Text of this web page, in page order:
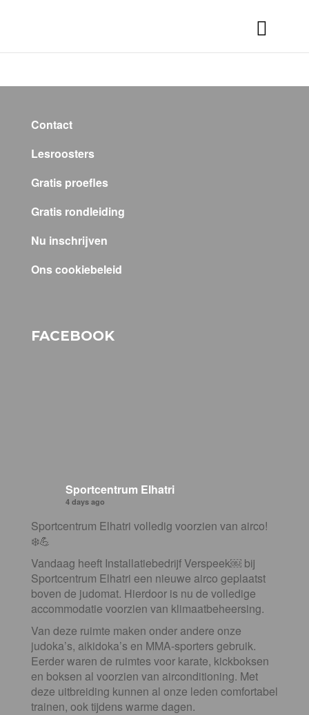
Contact
Lesroosters
Gratis proefles
Gratis rondleiding
Nu inschrijven
Ons cookiebeleid
FACEBOOK
Sportcentrum Elhatri
4 days ago
Sportcentrum Elhatri volledig voorzien van airco!
❄️💪
Vandaag heeft Installatiebedrijf Verspeek⁠￼ bij
Sportcentrum Elhatri een nieuwe airco geplaatst
boven de judomat. Hierdoor is nu de volledige
accommodatie voorzien van klimaatbeheersing.
Van deze ruimte maken onder andere onze
judoka’s, aikidoka’s en MMA-sporters gebruik.
Eerder waren de ruimtes voor karate, kickboksen
en boksen al voorzien van airconditioning. Met
deze uitbreiding kunnen al onze leden comfortabel
trainen, ook tijdens warme dagen.